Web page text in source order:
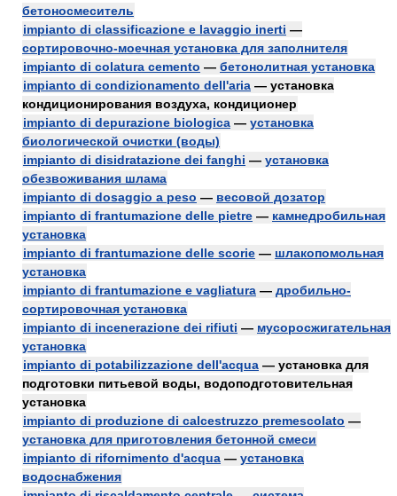
бетоносмеситель
impianto di classificazione e lavaggio inerti —
сортировочно-моечная установка для заполнителя
impianto di colatura cemento — бетонолитная установка
impianto di condizionamento dell'aria — установка
кондиционирования воздуха, кондиционер
impianto di depurazione biologica — установка
биологической очистки (воды)
impianto di disidratazione dei fanghi — установка
обезвоживания шлама
impianto di dosaggio a peso — весовой дозатор
impianto di frantumazione delle pietre — камнедробильная
установка
impianto di frantumazione delle scorie — шлакопомольная
установка
impianto di frantumazione e vagliatura — дробильно-
сортировочная установка
impianto di incenerazione dei rifiuti — мусоросжигательная
установка
impianto di potabilizzazione dell'acqua — установка для
подготовки питьевой воды, водоподготовительная
установка
impianto di produzione di calcestruzzo premescolato —
установка для приготовления бетонной смеси
impianto di rifornimento d'acqua — установка
водоснабжения